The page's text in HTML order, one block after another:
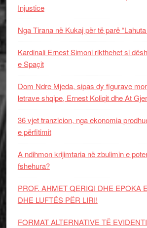
Injustice
Nga Tirana në Kukaj për të parë
Kardinali Ernest Simoni rikthehet si
e Spaçit
Dom Ndre Mjeda, sipas dy figurave
letrave shqipe, Ernest Koliqit dhe At
36 vjet tranzicion, nga ekonomia
e përfitimit
A ndihmon krijimtaria në zbulimin e
fshehura?
PROF. AHMET QERIQI DHE EPOKA
DHE LUFTЁS PЁR LIRI!
FORMAT ALTERNATIVE TË